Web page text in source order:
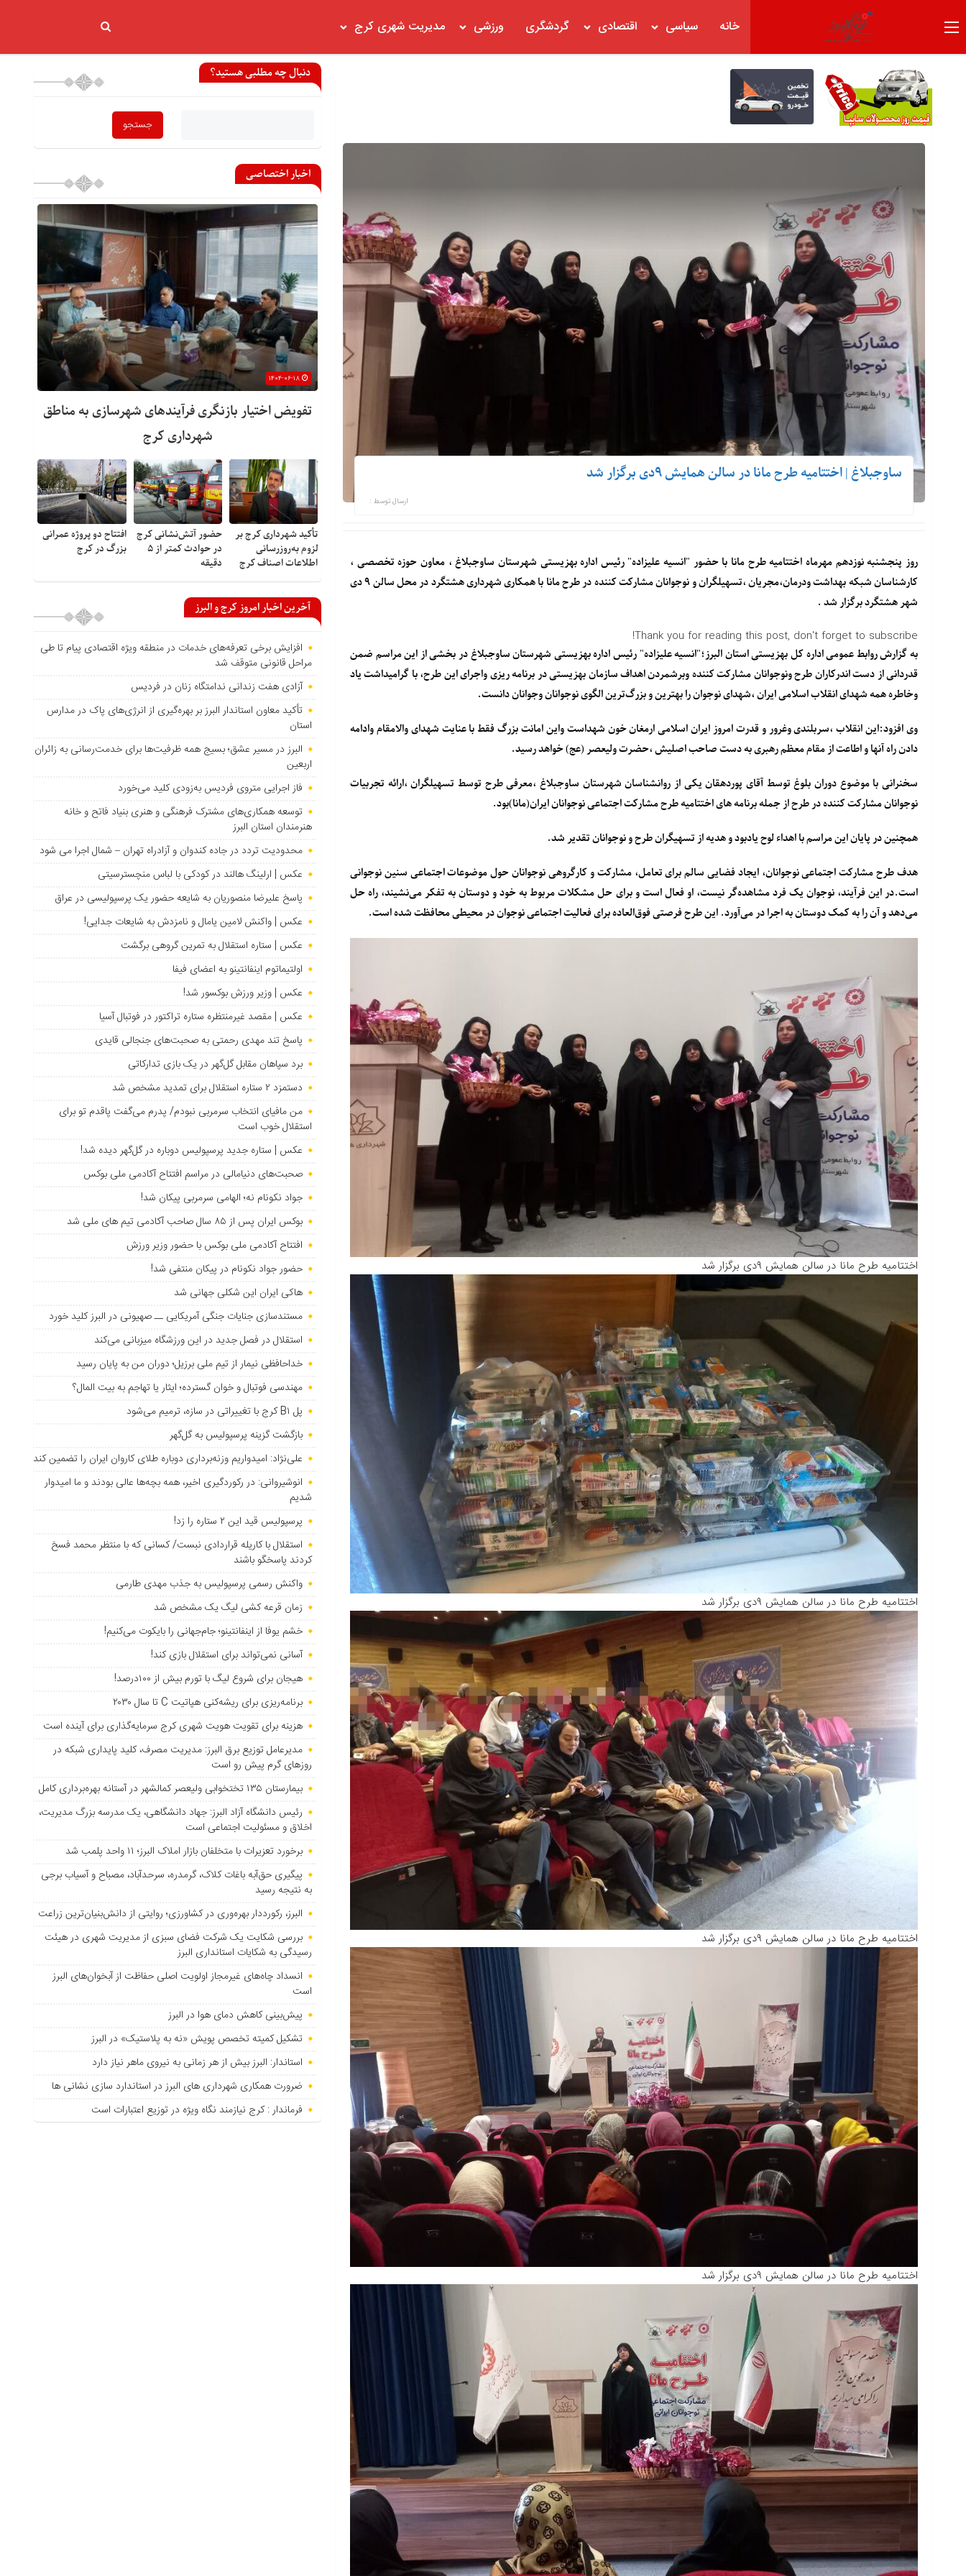
خانه سیاسی اقتصادی گردشگری ورزشی مدیریت شهری کرج
ساوجبلاغ | اختتامیه طرح مانا در سالن همایش ۹دی برگزار شد
ارسال توسط :
روز پنجشنبه نوزدهم مهرماه اختتامیه طرح مانا با حضور "انسیه علیزاده" رئیس اداره بهزیستی شهرستان ساوجبلاغ ، معاون حوزه تخصصی ،
کارشناسان شبکه بهداشت ودرمان،مجریان ،تسهیلگران و نوجوانان مشارکت کننده در طرح مانا با همکاری شهرداری هشتگرد در محل سالن ۹ دی
شهر هشتگرد برگزار شد .
Thank you for reading this post, don't forget to subscribe!
به گزارش روابط عمومی اداره کل بهزیستی استان البرز؛"انسیه علیزاده" رئیس اداره بهزیستی شهرستان ساوجبلاغ در بخشی از این مراسم ضمن
قدردانی از دست اندرکاران طرح ونوجوانان مشارکت کننده وبرشمردن اهداف سازمان بهزیستی در برنامه ریزی واجرای این طرح، با گرامیداشت یاد
وخاطره همه شهدای انقلاب اسلامی ایران ،شهدای نوجوان را بهترین و ‌بزرگ‌ترین الگوی نوجوانان ‌وجوانان دانست.
وی افزود:این انقلاب ،سربلندی وغرور و ‌قدرت امروز ایران اسلامی ارمغان خون شهداست واین امانت بزرگ فقط با عنایت شهدای والامقام وادامه
دادن راه آنها و اطاعت از مقام معظم رهبری به دست صاحب اصلیش ،حضرت ولیعصر (عج) خواهد رسید.
سخنرانی با موضوع دوران بلوغ توسط آقای پوردهقان یکی از روانشناسان شهرستان ساوجبلاغ ،معرفی طرح توسط تسهیلگران ،ارائه تجربیات
نوجوانان مشارکت کننده در طرح از جمله برنامه های اختتامیه طرح مشارکت اجتماعی نوجوانان ایران(مانا)بود.
همچنین در پایان این مراسم با اهداء لوح یادبود ‌و هدیه از تسهیگران طرح و نوجوانان تقدیر شد.
هدف طرح مشارکت اجتماعی نوجوانان، ایجاد فضایی سالم برای تعامل، مشارکت و کارگروهی نوجوانان حول موضوعات اجتماعی سنین نوجوانی
است.در این فرآیند، نوجوان یک فرد مشاهده‌گر نیست، او فعال است و برای حل مشکلات مربوط به خود و دوستان به تفکر می‌نشیند، راه حل
می‌دهد و آن را به کمک دوستان به اجرا در می‌آورد. این طرح فرصتی فوق‌العاده برای فعالیت اجتماعی نوجوان در محیطی محافظت شده است.
اختتامیه طرح مانا در سالن همایش ۹دی برگزار شد
اختتامیه طرح مانا در سالن همایش ۹دی برگزار شد
اختتامیه طرح مانا در سالن همایش ۹دی برگزار شد
اختتامیه طرح مانا در سالن همایش ۹دی برگزار شد
دنبال چه مطلبی هستید؟
اخبار اختصاصی
تفویض اختیار بازنگری فرآیندهای شهرسازی به مناطق
شهرداری کرج
تأکید شهرداری کرج بر
لزوم به‌روزرسانی
اطلاعات اصناف کرج
حضور آتش‌نشانی کرج
در حوادث کمتر از ۵
دقیقه
افتتاح دو پروژه عمرانی
بزرگ در کرج
آخرین اخبار امروز کرج و البرز
افزایش برخی تعرفه‌های خدمات در منطقه ویژه اقتصادی پیام تا طی
مراحل قانونی متوقف شد
آزادی هفت زندانی ندامتگاه زنان در فردیس
تأکید معاون استاندار البرز بر بهره‌گیری از انرژی‌های پاک در مدارس
استان
البرز در مسیر عشق؛ بسیج همه ظرفیت‌ها برای خدمت‌رسانی به زائران
اربعین
فاز اجرایی متروی فردیس به‌زودی کلید می‌خورد
توسعه همکاری‌های مشترک فرهنگی و هنری بنیاد فاتح و خانه
هنرمندان استان البرز
محدودیت تردد در جاده کندوان و آزادراه تهران – شمال اجرا می شود
عکس | ارلینگ هالند در کودکی با لباس منچسترسیتی
پاسخ علیرضا منصوریان به شایعه حضور یک پرسپولیسی در عراق
عکس | واکنش لامین یامال و نامزدش به شایعات جدایی!
عکس | ستاره استقلال به تمرین گروهی برگشت
اولتیماتوم اینفانتینو به اعضای فیفا
عکس | وزیر ورزش بوکسور شد!
عکس | مقصد غیرمنتظره ستاره تراکتور در فوتبال آسیا
پاسخ تند مهدی رحمتی به صحبت‌های جنجالی قایدی
برد سپاهان مقابل گل‌گهر در یک بازی تدارکاتی
دستمزد ۲ ستاره استقلال برای تمدید مشخص شد
من مافیای انتخاب سرمربی نبودم/ پدرم می‌گفت پاقدم تو برای
استقلال خوب است
عکس | ستاره جدید پرسپولیس دوباره در گل‌گهر دیده شد!
صحبت‌های دنیامالی در مراسم افتتاح آکادمی ملی بوکس
جواد نکونام نه؛ الهامی سرمربی پیکان شد!
بوکس ایران پس از ۸۵ سال صاحب آکادمی تیم های ملی شد
افتتاح آکادمی ملی بوکس با حضور وزیر ورزش
حضور جواد نکونام در پیکان منتفی شد!
هاکی ایران این شکلی جهانی شد
مستندسازی جنایات جنگی آمریکایی ــ صهیونی در البرز کلید خورد
استقلال در فصل جدید در این ورزشگاه میزبانی می‌کند
خداحافظی نیمار از تیم ملی برزیل؛ دوران من به پایان رسید
مهندسی فوتبال و خوان گسترده؛ ایثار یا تهاجم به بیت المال؟
پل B۱ کرج با تغییراتی در سازه، ترمیم می‌شود
بازگشت گزینه پرسپولیس به ‌گل‌گهر
علی‌نژاد: امیدواریم وزنه‌برداری دوباره طلای کاروان ایران را تضمین کند
انوشیروانی: در رکوردگیری اخیر، همه بچه‌ها عالی بودند و ما امیدوار
شدیم
پرسپولیس قید این ۲ ستاره را زد!
استقلال با کاریله قراردادی نبست/ کسانی که با منتظر محمد فسخ
کردند پاسخگو باشند
واکنش رسمی پرسپولیس به جذب مهدی طارمی
زمان قرعه کشی لیگ یک مشخص شد
خشم یوفا از اینفانتینو؛ جام‌جهانی را بایکوت می‌کنیم!
آسانی نمی‌تواند برای استقلال بازی کند!
هیجان برای شروع لیگ با تورم بیش از ۱۰۰درصد!
برنامه‌ریزی برای ریشه‌کنی هپاتیت C تا سال ۲۰۳۰
هزینه برای تقویت هویت شهری کرج سرمایه‌گذاری برای آینده است
مدیرعامل توزیع برق البرز: مدیریت مصرف، کلید پایداری شبکه در
روزهای گرم پیش رو است
بیمارستان ۱۳۵ تختخوابی ولیعصر کمالشهر در آستانه بهره‌برداری کامل
رئیس دانشگاه آزاد البرز: جهاد دانشگاهی، یک مدرسه بزرگ مدیریت،
اخلاق و مسئولیت اجتماعی است
برخورد تعزیرات با متخلفان بازار املاک البرز؛ ۱۱ واحد پلمب شد
پیگیری حق‌آبه باغات کلاک، گرمدره، سرحدآباد، مصباح و آسیاب برجی
به نتیجه رسید
البرز، رکورددار بهره‌وری در کشاورزی؛ روایتی از دانش‌بنیان‌ترین زراعت
بررسی شکایت یک شرکت فضای سبزی از مدیریت شهری در هیئت
رسیدگی به شکایات استانداری البرز
انسداد چاه‌های غیرمجاز اولویت اصلی حفاظت از آبخوان‌های البرز
است
پیش‌بینی کاهش دمای هوا در البرز
تشکیل کمیته تخصص پویش «نه به پلاستیک» در البرز
استاندار: البرز بیش از هر زمانی به نیروی ماهر نیاز دارد
ضرورت همکاری شهرداری های البرز در استاندارد سازی نشانی ها
فرماندار : کرج نیازمند نگاه ویژه در توزیع اعتبارات است